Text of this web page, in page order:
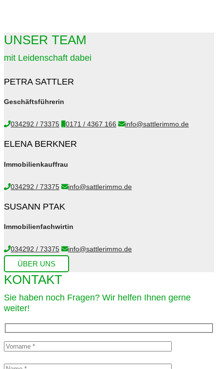
UNSER TEAM
mit Leidenschaft dabei
PETRA SATTLER
Geschäftsführerin
034292 / 73375 0171 / 4367 166 info@sattlerimmo.de
ELENA BERKNER
Immobilienkauffrau
034292 / 73375 info@sattlerimmo.de
SUSANN PTAK
Immobilienfachwirtin
034292 / 73375 info@sattlerimmo.de
ÜBER UNS
KONTAKT
Sie haben noch Fragen? Wir helfen Ihnen gerne
weiter!​